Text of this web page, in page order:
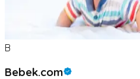
B
Bebek.com